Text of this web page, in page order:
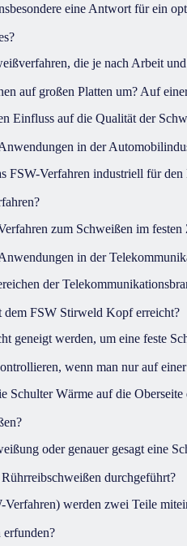
eine Antwort für ein
die je nach Arbeit
auf großen Platten um? Auf
Einfluss auf die Qualität der
in der
FSW-Verfahren industriell für
zum Schweißen im
in der
der
FSW Stirweld Kopf erreicht?
geneigt werden, um eine feste
wenn man nur auf
Schulter Wärme auf die
oder genauer gesagt eine
durchgeführt?
werden zwei Teile
erfunden?